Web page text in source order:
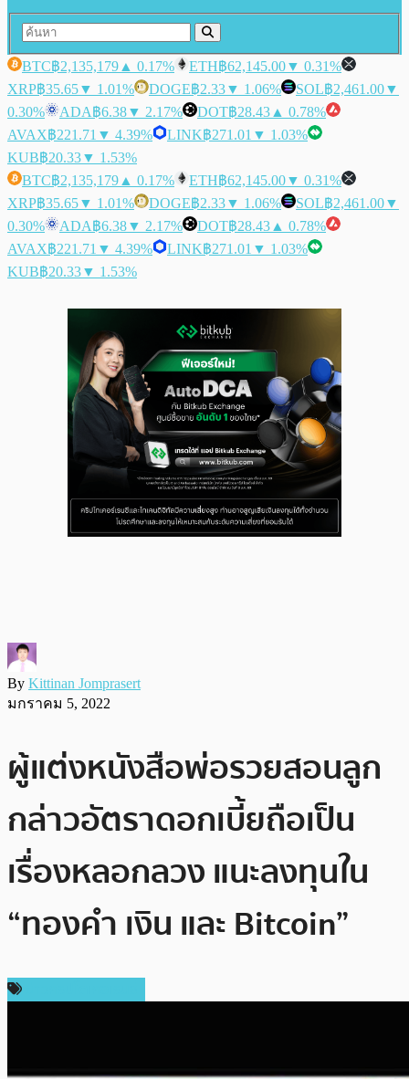
BTC฿2,135,179 ▲ 0.17% ETH฿62,145.00▼ 0.31%
XRP฿35.65▼ 1.01% DOGE฿2.33▼ 1.06% SOL฿2,461.00▼
0.30%
ADA฿6.38▼ 2.17% DOT฿28.43 ▲ 0.78%
AVAX฿221.71 ▼ 4.39% LINK฿271.01 ▼ 1.03%
KUB฿20.33▼ 1.53%
BTC฿2,135,179 ▲ 0.17% ETH฿62,145.00▼ 0.31%
XRP฿35.65▼ 1.01% DOGE฿2.33▼ 1.06% SOL฿2,461.00▼
0.30%
ADA฿6.38▼ 2.17% DOT฿28.43 ▲ 0.78%
AVAX฿221.71 ▼ 4.39% LINK฿271.01 ▼ 1.03%
KUB฿20.33▼ 1.53%
By Kittinan Jomprasert
มกราคม 5, 2022
ผู้แต่งหนังสือพ่อรวยสอนลูก
กล่าวอัตราดอกเบี้ยถือเป็น
เรื่องหลอกลวง แนะลงทุนใน
“ทองคำ เงิน และ Bitcoin”